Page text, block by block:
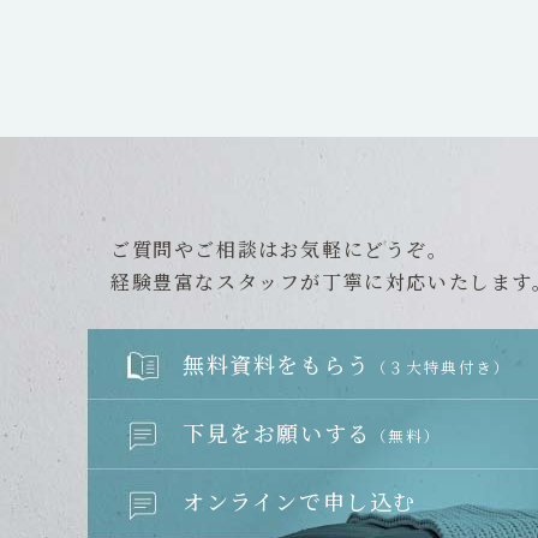
ご質問やご相談はお気軽にどうぞ。
経験豊富なスタッフが丁寧に対応いたします
無料資料をもらう （３大特典付き）
下見をお願いする （無料）
オンラインで申し込む